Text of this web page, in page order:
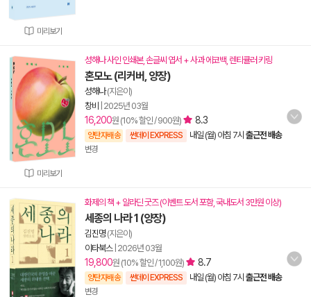
미리보기
미리보기
성해나 사인 인쇄본, 손글씨 엽서 + 사과 에코백, 렌티큘러 키링
혼모노 (리커버, 양장)
성해나(지은이)
창비
2025년 03월
16,200원 (10% 할인 / 900원) 8.3
양탄자배송 썬데이 EXPRESS 내일 (월) 아침 7시 출근전 배송
변경
화제의 책 + 알라딘 굿즈 (이벤트 도서 포함, 국내도서 3만원 이상)
세종의 나라 1 (양장)
김진명(지은이)
이타북스| 2026년 03월
19,800원 (10% 할인 / 1,100원) 8.7
양탄자배송 썬데이 EXPRESS 내일 (월) 아침 7시 출근전 배송
변경